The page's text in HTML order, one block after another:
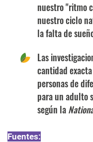
nuestro "ritmo
nuestro ciclo
la falta de
Las
cantidad
personas de
para un adulto
según la
Fuentes: